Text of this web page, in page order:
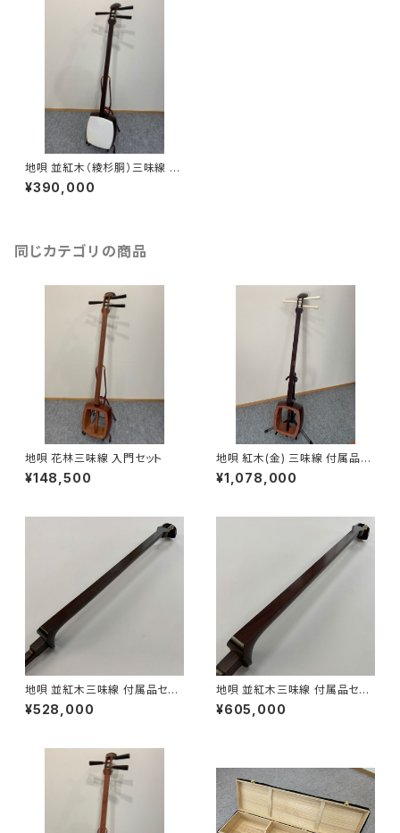
地唄 並紅木（綾杉胴）三味線 付
属品セット
¥390,000
同じカテゴリの商品
地唄 花林三味線 入門セット
¥148,500
地唄 紅木(金) 三味線 付属品セ
ット
¥1,078,000
地唄 並紅木三味線 付属品セッ
ト
¥528,000
地唄 並紅木三味線 付属品セッ
ト
¥605,000